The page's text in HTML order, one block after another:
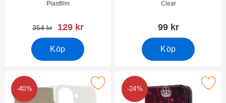
Art. nr 44572Plastfilm
tidigare pris
354 kr rea pris
129 kr
Köp
Art. nr 44675Clear
99 kr
Köp
-40%
Makera hardcase Asus Zenfone 9 5G som favorit
-24%
Makera designwallet Asus